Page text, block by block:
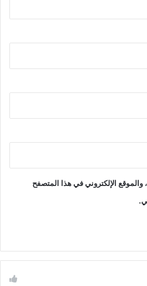
الإلكتروني في هذا المتصفح